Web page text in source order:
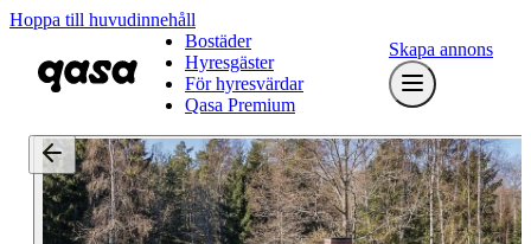
Hoppa till huvudinnehåll
Bostäder
Hyresgäster
För hyresvärdar
Qasa Premium
Skapa annons